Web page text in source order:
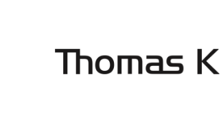
contenido